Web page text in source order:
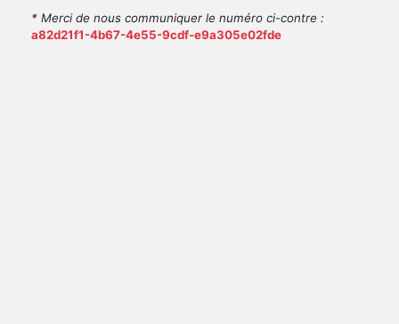
* Merci de nous communiquer le numéro ci-contre :
a82d21f1-4b67-4e55-9cdf-e9a305e02fde